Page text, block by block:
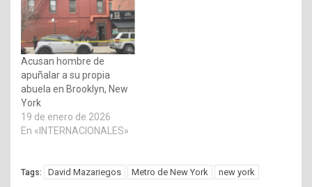
Acusan hombre de
apuñalar a su propia
abuela en Brooklyn, New
York
19 de enero de 2026
En «INTERNACIONALES»
Tags: David Mazariegos Metro de New York new york